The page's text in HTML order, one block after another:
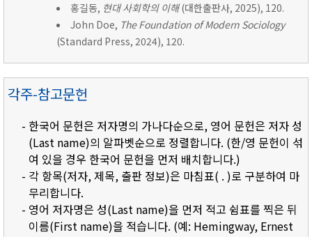
홍길동, 현대 사회학의 이해(대한출판사, 2025), 120.
John Doe, The Foundation of Modern Sociology
(Standard Press, 2024), 120.
각주-참고문헌
- 한국어 문헌은 저자명의 가나다순으로, 영어 문헌은 저자 성
(Last name)의 알파벳순으로 정렬합니다. (한/영 문헌이 섞
여 있을 경우 한국어 문헌을 먼저 배치합니다.)
- 각 항목(저자, 제목, 출판 정보)은 마침표( . )로 구분하여 마
무리합니다.
- 영어 저자명은 성(Last name)을 먼저 적고 쉼표를 찍은 뒤
이름(First name)을 적습니다. (예: Hemingway, Ernest